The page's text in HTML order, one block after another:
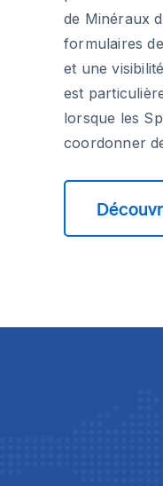
de Minéraux
formulaires
et une
est
lorsque les
coordonner